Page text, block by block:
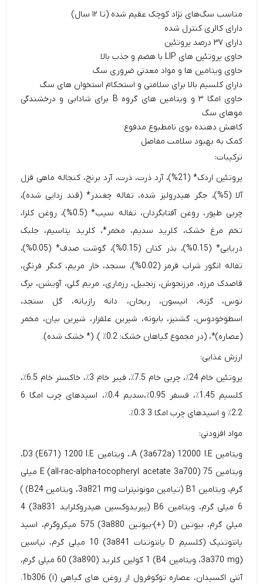
مناسب سگ‌های نژاد کوچک عقیم شده (تا ۱۲ سال)
دارای کالری کنترل شده
دارای ۳۷ درصد پروتئین
حاوی پروتئین های LIP با هضم و جذب بالا
حاوی ویتامین ها و مواد معدنی ضروری سگ
دارای کلسیم بالا برای سلامتی و استحکام استخوان های سگ
حاوی امگا ۳ و ویتامین های گروه B برای شادابی و درخشندگی
موهای سگ
کاهش دهنده بوی نامطبوع مدفوع
کمک به بهبود سلامت مفاصل
ترکیبات:
پروتئین اردک* (21%)، آرد ذرت، ذرت، آرد برنج، کنجاله ماهی قزل
آلا (5%)، جگر هیدرولیز شده، تفاله چغندر* (قند زدایی شده)،
چربی طیور، روغن آفتابگردان، تفاله سیب* (0.5%)، روغن کلزا،
تخم مرغ خشک، کلرید سدیم، مخمر*، کلرید پتاسیم، جلبک
دریایی* (0.15%)، بذر کتان (0.15%)، گوشت صدف* (0.05%)،
تفاله انگور شراب قرمز (0.02%)، سنجد، خار مریم، کنگر فرنگی،
قاصدک مرزه، مرزنجوش، زنجبیل، رزماری، مریم گلی، آویشن، برگ
توس، گزنه، انیسون، ریحان، دانه رازیانه، گل سنجد،
اسطوخودوس، گشنیز، بابونه، شیرین علفزار، شیرین بیان، مخمر
(عصاره)*، (در مجموع گیاهان خشک: 0.2٪ ). (* خشک شده).
ارزش غذایی:
پروتئین خام 24٪، چربی خام 7.5٪، فیبر خام 3٪، خاکستر خام 6.5٪،
کلسیم 1.45٪، فسفر 0.95٪،سدیم 0.4٪، اسیدهای چرب امگا 6
2.2٪ و اسیدهای چرب امگا 3 0.3٪.
مواد افزودنی:
ویتامین A (3a672a) 12000 I.E.، ویتامین D3 (E671) 1200 I.E،
ویتامین E (all-rac-alpha-tocopheryl acetate 3a700) 75 میلی
گرم، ویتامین B1 (تیامین مونونیترات 3a821 mg، ویتامین B24) )
6 میلی گرم، ویتامین B6 (پیریدوکسین هیدروکلراید 3a831) 4
میلی گرم، بیوتین (D (+)-بیوتین 3a880) 575 میکروگرم، اسید
پانتوتنیک (کلسیم D پانتوتنات 3a841) 10 میلی گرم، نیاسین
(3a370 mg، ویتامین B4) 1 کولین کلرید (3a890) 60 میلی گرم،
آنتی اکسیدان، عصاره توکوفرول از روغن های گیاهی 1b306 (i).